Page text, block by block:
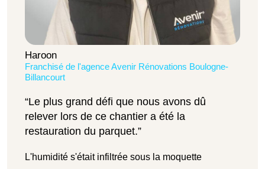
Haroon
Franchisé de l'agence Avenir Rénovations Boulogne-
Billancourt
“Le plus grand défi que nous avons dû
relever lors de ce chantier a été la
restauration du parquet.”
L'humidité s'était infiltrée sous la moquette